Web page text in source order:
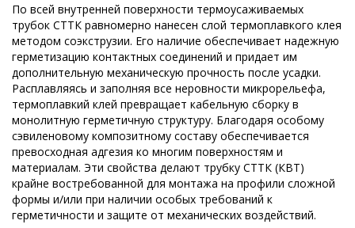
По всей внутренней поверхности термоусаживаемых
трубок СТТК равномерно нанесен слой термоплавкого клея
методом соэкструзии. Его наличие обеспечивает надежную
герметизацию контактных соединений и придает им
дополнительную механическую прочность после усадки.
Расплавляясь и заполняя все неровности микрорельефа,
термоплавкий клей превращает кабельную сборку в
монолитную герметичную структуру. Благодаря особому
сэвиленовому композитному составу обеспечивается
превосходная адгезия ко многим поверхностям и
материалам. Эти свойства делают трубку СТТК (КВТ)
крайне востребованной для монтажа на профили сложной
формы и/или при наличии особых требований к
герметичности и защите от механических воздействий.